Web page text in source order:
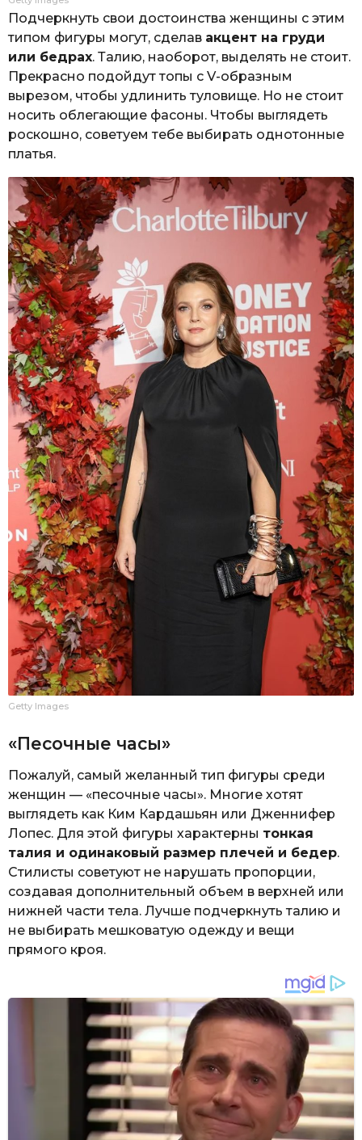
Подчеркнуть свои достоинства женщины с этим
типом фигуры могут, сделав акцент на груди
или бедрах. Талию, наоборот, выделять не стоит.
Прекрасно подойдут топы с V-образным
вырезом, чтобы удлинить туловище. Но не стоит
носить облегающие фасоны. Чтобы выглядеть
роскошно, советуем тебе выбирать однотонные
платья.
Getty Images
«Песочные часы»
Пожалуй, самый желанный тип фигуры среди
женщин — «песочные часы». Многие хотят
выглядеть как Ким Кардашьян или Дженнифер
Лопес. Для этой фигуры характерны тонкая
талия и одинаковый размер плечей и бедер.
Стилисты советуют не нарушать пропорции,
создавая дополнительный объем в верхней или
нижней части тела. Лучше подчеркнуть талию и
не выбирать мешковатую одежду и вещи
прямого кроя.